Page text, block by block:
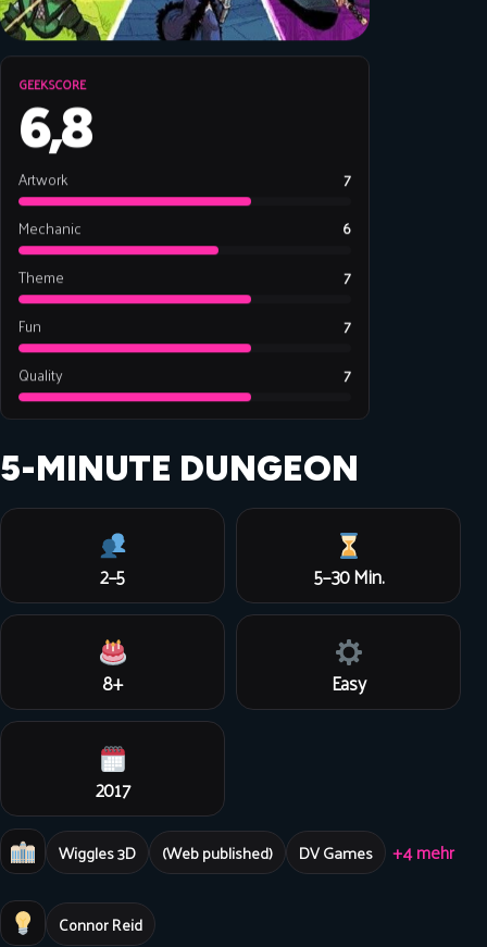
GEEKSCORE
6,8
Artwork
7
Mechanic
6
Theme
7
Fun
7
Quality
7
5-MINUTE DUNGEON
2–5 5–30 Min.
8+ Easy
2017
Wiggles 3D (Web published) DV Games +4 mehr
Connor Reid